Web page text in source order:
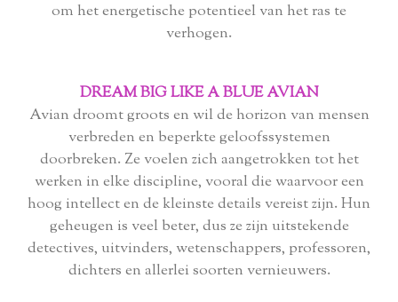
om het energetische potentieel van het ras te
verhogen.
DREAM BIG LIKE A BLUE AVIAN
Avian droomt groots en wil de horizon van mensen
verbreden en beperkte geloofssystemen
doorbreken. Ze voelen zich aangetrokken tot het
werken in elke discipline, vooral die waarvoor een
hoog intellect en de kleinste details vereist zijn. Hun
geheugen is veel beter, dus ze zijn uitstekende
detectives, uitvinders, wetenschappers, professoren,
dichters en allerlei soorten vernieuwers.